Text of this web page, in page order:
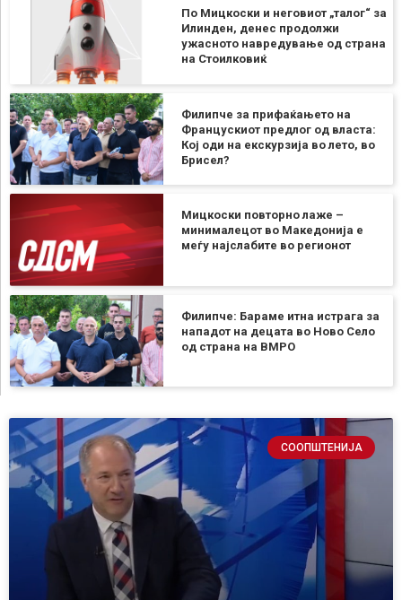
По Мицкоски и неговиот „талог“ за
Илинден, денес продолжи
ужасното навредување од страна
на Стоилковиќ
Филипче за прифаќањето на
Францускиот предлог од власта:
Кој оди на екскурзија во лето, во
Брисел?
Мицкоски повторно лаже –
минималецот во Македонија е
меѓу најслабите во регионот
Филипче: Бараме итна истрага за
нападот на децата во Ново Село
од страна на ВМРО
СООПШТЕНИЈА